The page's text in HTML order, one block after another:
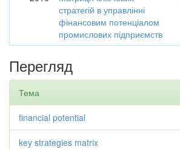
стратегій в управлінні
фінансовим потенціалом
промислових підприємств
Перегляд
Тема
financial potential
key strategies matrix